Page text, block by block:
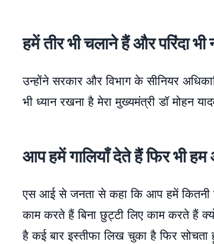
हमें तीर भी चलाने हैं और परिंदा भी
उन्होंने सरकार और विभाग के सीनियर
भी ध्यान रखना है मेरा मुख्यमंत्री डॉ मोहन
आप हमें गालियाँ देते हैं फिर भी
एस आई से जनता से कहा कि आप हमें कितनी
काम करते हैं बिना छुट्टी लिए काम करते हैं
है कई बार इस्तीफा लिख चुका है फिर सोचता